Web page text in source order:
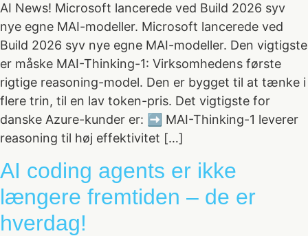
AI News! Microsoft lancerede ved Build 2026 syv
nye egne MAI-modeller. Microsoft lancerede ved
Build 2026 syv nye egne MAI-modeller. Den vigtigste
er måske MAI-Thinking-1: Virksomhedens første
rigtige reasoning-model. Den er bygget til at tænke i
flere trin, til en lav token-pris. Det vigtigste for
danske Azure-kunder er: ➡️ MAI-Thinking-1 leverer
reasoning til høj effektivitet […]
AI coding agents er ikke
længere fremtiden – de er
hverdag!